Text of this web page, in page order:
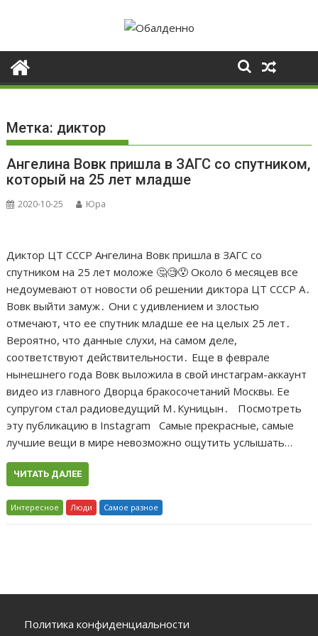
Метка: диктор
Ангелина Вовк пришла в ЗАГС со спутником,
который на 25 лет младше
2020-10-25 Юра
Диктор ЦТ СССР Ангелина Вовк пришла в ЗАГС со
спутником на 25 лет моложе 🤔🧐😯 Около 6 месяцев все
недоумевают от новости об решении диктора ЦТ СССР А․
Вовк выйти замуж․ Они с удивлением и злостью
отмечают, что ее спутник младше ее на целых 25 лет․
Вероятно, что данные слухи, на самом деле,
соответствуют действительности․ Еще в феврале
нынешнего года Вовк выложила в свой инстаграм-аккаунт
видео из главного Дворца бракосочетаний Москвы. Ее
супругом стал радиоведущий М․Куницын․ Посмотреть
эту публикацию в Instagram Самые прекрасные, самые
лучшие вещи в мире невозможно ощутить услышать…
ЧИТАТЬ ДАЛЕЕ
Интересное Люди Самое разное
Политика конфиденциальности